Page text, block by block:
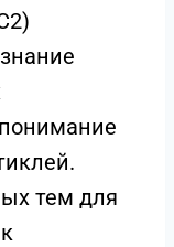
тем для